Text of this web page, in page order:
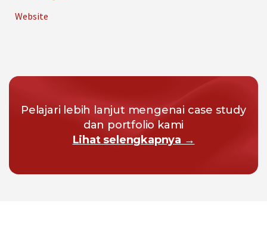
Website
Pelajari lebih lanjut mengenai case study
dan portfolio kami
Lihat selengkapnya →